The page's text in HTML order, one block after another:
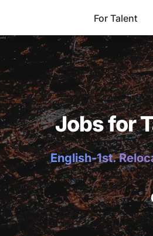
For Talent
Jobs for
English-1st.